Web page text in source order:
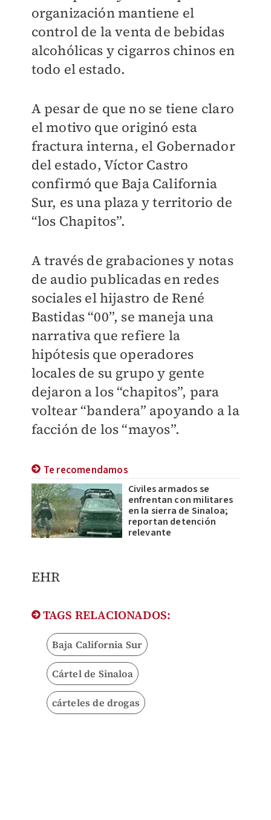
organización mantiene el
control de la venta de bebidas
alcohólicas y cigarros chinos en
todo el estado.
A pesar de que no se tiene claro
el motivo que originó esta
fractura interna, el Gobernador
del estado, Víctor Castro
confirmó que Baja California
Sur, es una plaza y territorio de
“los Chapitos”.
A través de grabaciones y notas
de audio publicadas en redes
sociales el hijastro de René
Bastidas “00”, se maneja una
narrativa que refiere la
hipótesis que operadores
locales de su grupo y gente
dejaron a los “chapitos”, para
voltear “bandera” apoyando a la
facción de los “mayos”.
Te recomendamos
Civiles armados se
enfrentan con militares
en la sierra de Sinaloa;
reportan detención
relevante
EHR
TAGS RELACIONADOS:
Baja California Sur
Cártel de Sinaloa
cárteles de drogas